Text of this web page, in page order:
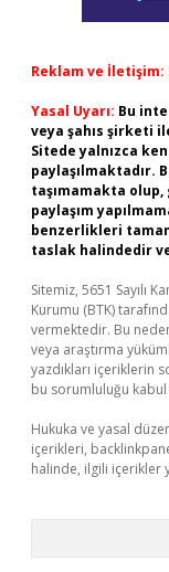
Reklam ve İletişim:
Yasal Uyarı: Bu
veya şahıs şirketi
Sitede yalnızca
paylaşılmaktadır.
taşımamakta
paylaşım
benzerlikleri
taslak halindedir
Sitemiz, 5651 Sayılı
Kurumu (BTK)
vermektedir. Bu
veya araştırma
yazdıkları içeriklerin
bu sorumluluğu kabul
Hukuka ve yasal
içerikleri,
halinde, ilgili içerikler